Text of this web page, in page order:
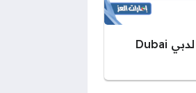
الرمز البريدي لدبي Dubai